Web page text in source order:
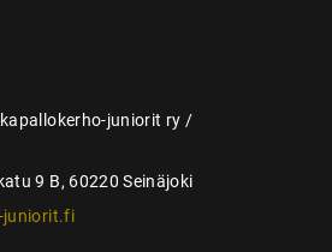
juniorit ry /
9 B, 60220 Seinäjoki
juniorit.fi